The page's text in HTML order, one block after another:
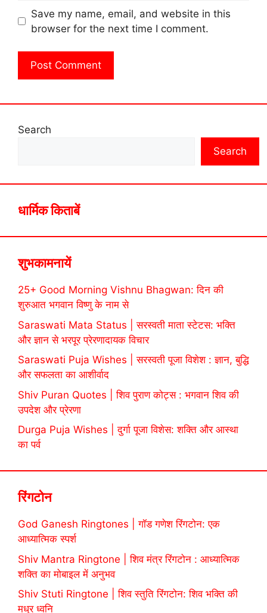
Save my name, email, and website in this
browser for the next time I comment.
Search
Search
धार्मिक किताबें
शुभकामनायें
25+ Good Morning Vishnu Bhagwan: दिन की
शुरुआत भगवान विष्णु के नाम से
Saraswati Mata Status | सरस्वती माता स्टेटस: भक्ति
और ज्ञान से भरपूर प्रेरणादायक विचार
Saraswati Puja Wishes | सरस्वती पूजा विशेश : ज्ञान, बुद्धि
और सफलता का आशीर्वाद
Shiv Puran Quotes | शिव पुराण कोट्स : भगवान शिव की
उपदेश और प्रेरणा
Durga Puja Wishes | दुर्गा पूजा विशेस: शक्ति और आस्था
का पर्व
रिंगटोन
God Ganesh Ringtones | गॉड गणेश रिंगटोन: एक
आध्यात्मिक स्पर्श
Shiv Mantra Ringtone | शिव मंत्र रिंगटोन : आध्यात्मिक
शक्ति का मोबाइल में अनुभव
Shiv Stuti Ringtone | शिव स्तुति रिंगटोन: शिव भक्ति की
मधुर ध्वनि